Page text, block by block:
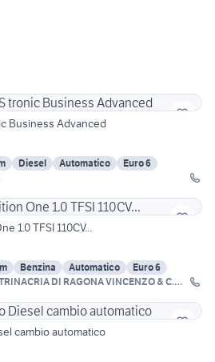
Business Advanced
Diesel Automatico
Euro 6
1.0 TFSI 110CV...
Benzina Automatico
Euro 6
DI RAGONA VINCENZO & C.
cambio automatico